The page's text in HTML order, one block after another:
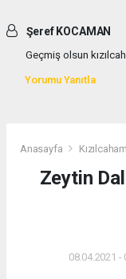
Şeref KOCAMAN
Geçmiş olsun
Yorumu Yanıtla
Anasayfa
Zeytin
08.04.2021 -